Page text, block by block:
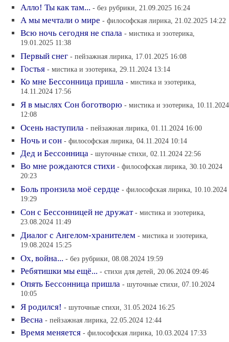
Алло! Ты как там... - без рубрики, 21.09.2025 16:24
А мы мечтали о мире - философская лирика, 21.02.2025 14:22
Всю ночь сегодня не спала - мистика и эзотерика,
19.01.2025 11:38
Первый снег - пейзажная лирика, 17.01.2025 16:08
Гостья - мистика и эзотерика, 29.11.2024 13:14
Ко мне Бессонница пришла - мистика и эзотерика,
14.11.2024 17:56
Я в мыслях Сон боготворю - мистика и эзотерика, 10.11.2024
12:08
Осень наступила - пейзажная лирика, 01.11.2024 16:00
Ночь и сон - философская лирика, 04.11.2024 10:14
Дед и Бессонница - шуточные стихи, 02.11.2024 22:56
Во мне рождаются стихи - философская лирика, 30.10.2024
20:23
Боль пронзила моё сердце - философская лирика, 10.10.2024
19:29
Сон с Бессонницей не дружат - мистика и эзотерика,
23.08.2024 11:49
Диалог с Ангелом-хранителем - мистика и эзотерика,
19.08.2024 15:25
Ох, война... - без рубрики, 08.08.2024 19:59
Ребятишки мы ещё... - стихи для детей, 20.06.2024 09:46
Опять Бессонница пришла - шуточные стихи, 07.10.2024
10:05
Я родился! - шуточные стихи, 31.05.2024 16:25
Весна - пейзажная лирика, 22.05.2024 12:44
Время меняется - философская лирика, 10.03.2024 17:33